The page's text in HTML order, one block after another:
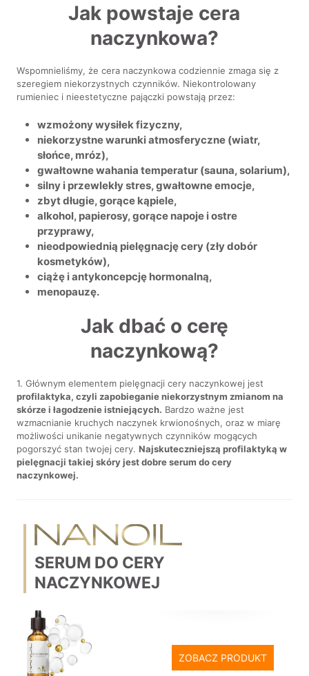
Jak powstaje cera
naczynkowa?
Wspomnieliśmy, że cera naczynkowa codziennie zmaga się z
szeregiem niekorzystnych czynników. Niekontrolowany
rumieniec i nieestetyczne pajączki powstają przez:
wzmożony wysiłek fizyczny,
niekorzystne warunki atmosferyczne (wiatr,
słońce, mróz),
gwałtowne wahania temperatur (sauna, solarium),
silny i przewlekły stres, gwałtowne emocje,
zbyt długie, gorące kąpiele,
alkohol, papierosy, gorące napoje i ostre
przyprawy,
nieodpowiednią pielęgnację cery (zły dobór
kosmetyków),
ciążę i antykoncepcję hormonalną,
menopauzę.
Jak dbać o cerę
naczynkową?
1. Głównym elementem pielęgnacji cery naczynkowej jest
profilaktyka, czyli zapobieganie niekorzystnym zmianom na
skórze i łagodzenie istniejących. Bardzo ważne jest
wzmacnianie kruchych naczynek krwionośnych, oraz w miarę
możliwości unikanie negatywnych czynników mogących
pogorszyć stan twojej cery.Najskuteczniejszą profilaktyką w
pielęgnacji takiej skóry jest dobre serum do cery
naczynkowej.
SERUM DO CERY
NACZYNKOWEJ
ZOBACZ PRODUKT